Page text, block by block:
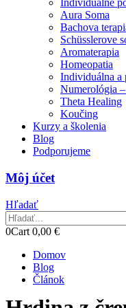
Individuálne
Aura Soma
Bachova
Schüsslerove
Aromaterapia
Homeopatia
Individuálna a
Numerológia
Theta Healing
Koučing
Kurzy a školenia
Blog
Podporujeme
Môj účet
Hľadať
0Cart 0,00 €
Domov
Blog
Článok